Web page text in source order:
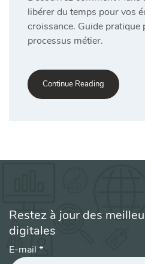
libérer du temps pour vos
croissance. Guide pratique
processus métier.
Continue Reading
Restez à jour des
digitales
E-mail *